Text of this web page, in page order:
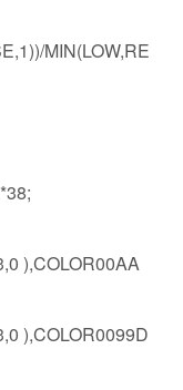
MIN(LOW,RE
),COLOR00AA
),COLOR0099D